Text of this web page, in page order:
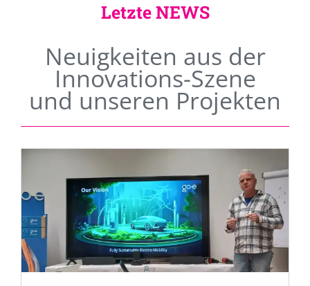
Letzte NEWS
Neuigkeiten aus der
Innovations-Szene
und unseren Projekten